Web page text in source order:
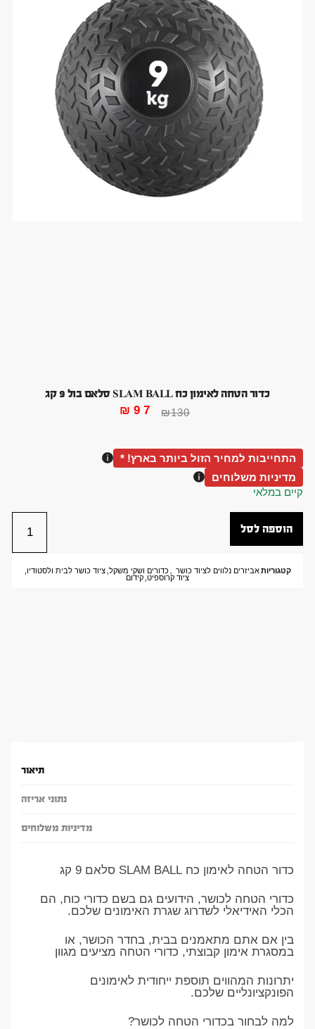
כדור הטחה לאימון כח SLAM BALL סלאם בול 9 קג
₪130
₪97
התחייבות למחיר הזול ביותר בארץ! *
מדיניות משלוחים
קיים במלאי
הוספה לסל
קטגוריות אביזרים נלווים לציוד כושר ,כדורים ושקי משקל ,ציוד כושר לבית ולסטודיו
ציוד קרוספיט קידום
תיאור
נתוני אריזה
מדיניות משלוחים
כדור הטחה לאימון כח SLAM BALL סלאם 9 קג
כדורי הטחה לכושר, הידועים גם בשם כדורי כוח, הם
הכלי האידיאלי לשדרוג שגרת האימונים שלכם.
בין אם אתם מתאמנים בבית, בחדר הכושר, או
במסגרת אימון קבוצתי, כדורי הטחה מציעים מגוון
יתרונות המהווים תוספת ייחודית לאימונים
הפונקציונליים שלכם.
למה לבחור בכדורי הטחה לכושר?